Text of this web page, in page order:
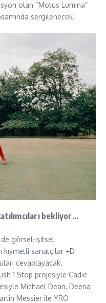
olan “Motus Lumina”
sergilenecek.
bekliyor…
de görsel-işitsel
sanatçılar +D
cevaplayacak.
1 Stop projesiyle Cadie
Michael Dean, Deena
Messier ile YRO